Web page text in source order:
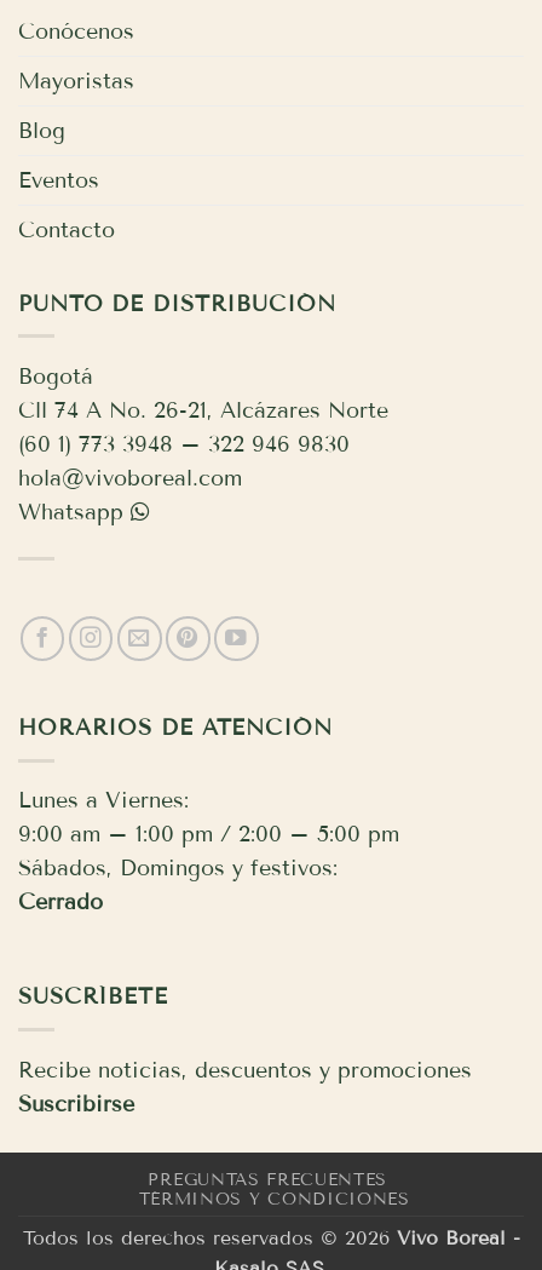
Conócenos
Mayoristas
Blog
Eventos
Contacto
PUNTO DE DISTRIBUCIÓN
Bogotá
Cll 74 A No. 26-21, Alcázares Norte
(60 1) 773 3948 – 322 946 9830
hola@vivoboreal.com
Whatsapp
HORARIOS DE ATENCIÓN
Lunes a Viernes:
9:00 am – 1:00 pm / 2:00 – 5:00 pm
Sábados, Domingos y festivos:
Cerrado
SUSCRÍBETE
Recibe noticias, descuentos y promociones
Suscribirse
PREGUNTAS FRECUENTES
TÉRMINOS Y CONDICIONES
Todos los derechos reservados © 2026 Vivo Boreal -